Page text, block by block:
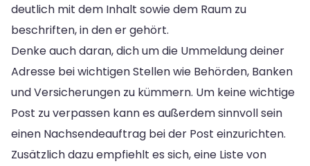
deutlich mit dem Inhalt sowie dem Raum zu
beschriften, in den er gehört.
Denke auch daran, dich um die Ummeldung deiner
Adresse bei wichtigen Stellen wie Behörden, Banken
und Versicherungen zu kümmern. Um keine wichtige
Post zu verpassen kann es außerdem sinnvoll sein
einen Nachsendeauftrag bei der Post einzurichten.
Zusätzlich dazu empfiehlt es sich, eine Liste von